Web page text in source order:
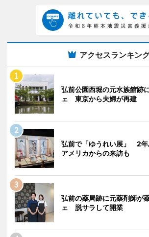
アクセスランキン
弘前公園西堀の元水族館跡
ェ 東京から夫婦が再建
弘前で「ゆうれい展」 2年
アメリカからの来訪も
弘前の薬局跡に元薬剤師が
ェ 脱サラして開業